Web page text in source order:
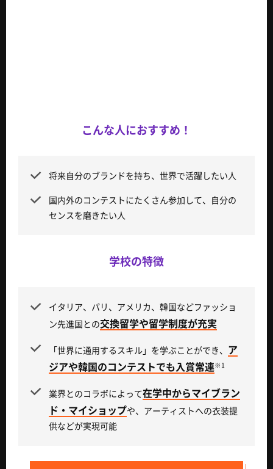
こんな人におすすめ！
将来自分のブランドを持ち、世界で活躍したい人
国内外のコンテストにたくさん参加して、自分の
センスを磨きたい人
学校の特徴
イタリア、パリ、アメリカ、韓国などファッショ
ン先進国との交換留学や留学制度が充実
「世界に通用するスキル」を学ぶことができ、 ア
ジアや韓国のコンテストでも入賞常連※1
業界とのコラボによって在学中からマイブラン
ド・マイショップや、アーティストへの衣装提
供などが実現可能